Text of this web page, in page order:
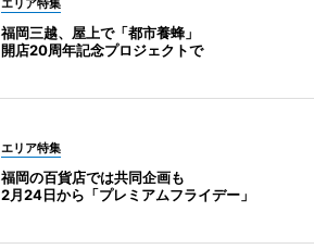
エリア特集
福岡三越、屋上で「都市養蜂」
開店20周年記念プロジェクトで
エリア特集
福岡の百貨店では共同企画も
2月24日から「プレミアムフライデー」